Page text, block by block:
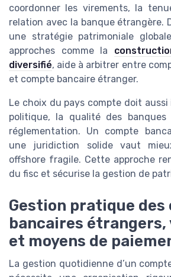
coordonner les virements, la
relation avec la banque étrangère.
une stratégie patrimoniale
approches comme la
diversifié, aide à arbitrer entre
et compte bancaire étranger.
Le choix du pays compte doit
politique, la qualité des
réglementation. Un compte
une juridiction solide vaut
offshore fragile. Cette approche
du fisc et sécurise la gestion de
Gestion pratique des
bancaires
et moyens de
La gestion quotidienne d’un